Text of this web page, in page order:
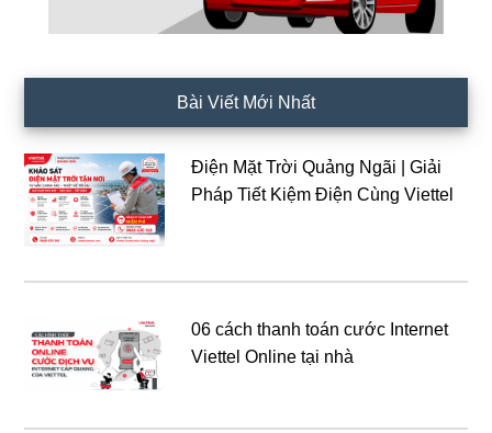
Bài Viết Mới Nhất
Điện Mặt Trời Quảng Ngãi | Giải
Pháp Tiết Kiệm Điện Cùng Viettel
06 cách thanh toán cước Internet
Viettel Online tại nhà